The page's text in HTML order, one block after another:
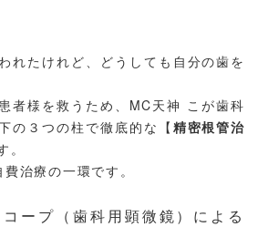
れたけれど、どうしても自分の歯を
者様を救うため、MC天神 こが歯科
の３つの柱で徹底的な【 精密根管治
。
治療の一環です。
ープ（歯科用顕微鏡）による